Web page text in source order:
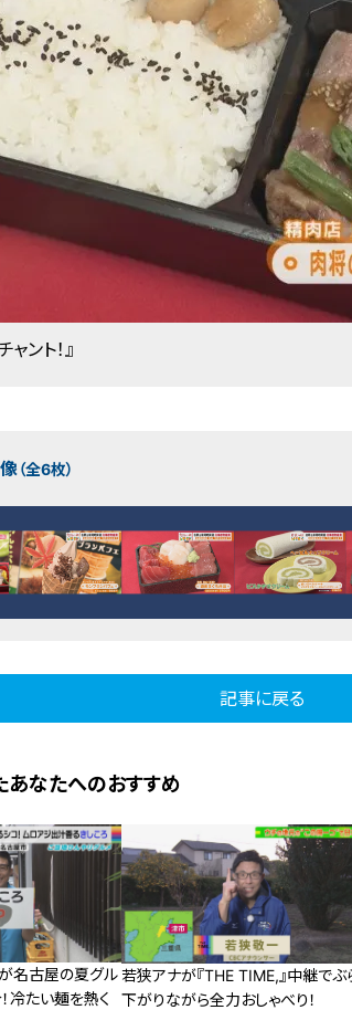
ント！』
（全6枚）
記事に戻る
あなたへのおすすめ
名古屋の夏グル
！冷たい麺を熱く
若狭アナが『THE TIME,』中継でぶ
下がりながら全力おしゃべり！